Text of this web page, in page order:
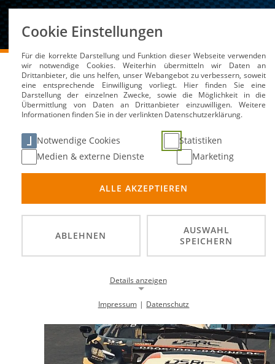
DMSB Medien / Service News
Hexagon sichert sich
Endurance 2024
Cookie Einstellungen
Für die korrekte Darstellung und Funktion dieser Webseite verwenden
wir notwendige Cookies. Weiterhin übermitteln wir Daten an
Drittanbieter, die uns helfen, unser Webangebot zu verbessern, soweit
eine entsprechende Einwilligung vorliegt. Hier finden Sie eine
Darstellung der einzelnen Zwecke, sowie die Möglichkeit in die
Übermittlung von Daten an Drittanbieter einzuwilligen. Weitere
Informationen finden Sie in der verlinkten Datenschutzerklärung.
Notwendige Cookies
Statistiken
Medien & externe Dienste
Marketing
ALLE AKZEPTIEREN
ABLEHNEN
AUSWAHL
SPEICHERN
Details anzeigen
Notwendige Cookies ermöglichen die Kernfunktionalität einer
Website. Sie helfen dabei, die Website nutzbar zu machen, indem sie
grundlegende Funktionen ermöglichen. Ohne diese Cookies kann die
Website nicht richtig funktionieren.
Impressum | Datenschutz